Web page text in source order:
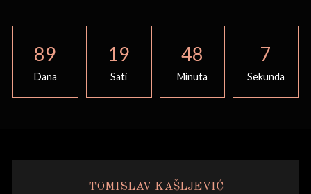
89
Dana
19
Sati
48
Minuta
7
Sekunda
TOMISLAV KAŠLJEVIĆ